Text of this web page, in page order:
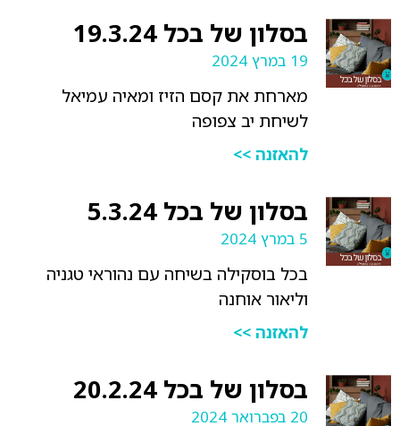
בסלון של בכל 19.3.24
19 במרץ 2024
מארחת את קסם הזיז ומאיה עמיאל
לשיחת יב צפופה
להאזנה >>
בסלון של בכל 5.3.24
5 במרץ 2024
בכל בוסקילה בשיחה עם נהוראי טגניה
וליאור אוחנה
להאזנה >>
בסלון של בכל 20.2.24
20 בפברואר 2024